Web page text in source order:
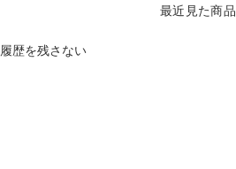
最近見た商品
履歴を残さない